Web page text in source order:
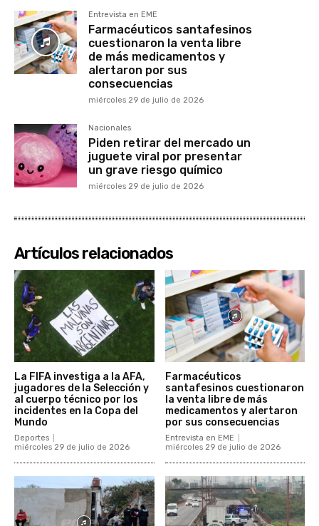
Entrevista en EME
Farmacéuticos santafesinos
cuestionaron la venta libre
de más medicamentos y
alertaron por sus
consecuencias
miércoles 29 de julio de 2026
Nacionales
Piden retirar del mercado un
juguete viral por presentar
un grave riesgo químico
miércoles 29 de julio de 2026
Artículos relacionados
La FIFA investiga a la AFA,
jugadores de la Selección y
al cuerpo técnico por los
incidentes en la Copa del
Mundo
Deportes
miércoles 29 de julio de 2026
Farmacéuticos
santafesinos cuestionaron
la venta libre de más
medicamentos y alertaron
por sus consecuencias
Entrevista en EME
miércoles 29 de julio de 2026